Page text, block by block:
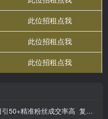
精准粉丝成交率高 复购率高